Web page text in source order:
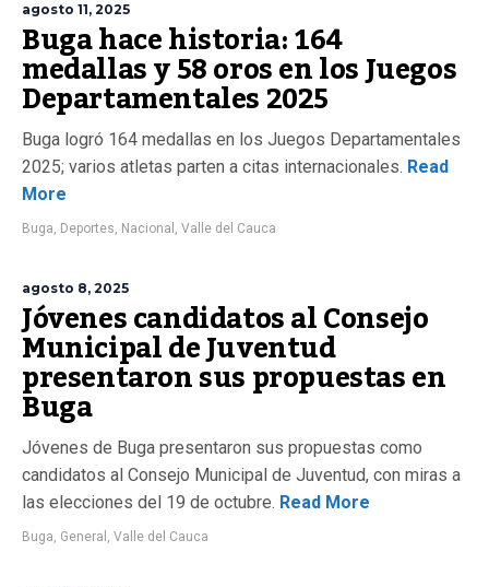
agosto 11, 2025
Buga hace historia: 164
medallas y 58 oros en los Juegos
Departamentales 2025
Buga logró 164 medallas en los Juegos Departamentales
2025; varios atletas parten a citas internacionales. Read
More
Buga, Deportes, Nacional , Valle del Cauca
agosto 8, 2025
Jóvenes candidatos al Consejo
Municipal de Juventud
presentaron sus propuestas en
Buga
Jóvenes de Buga presentaron sus propuestas como
candidatos al Consejo Municipal de Juventud, con miras a
las elecciones del 19 de octubre. Read More
Buga, General , Valle del Cauca